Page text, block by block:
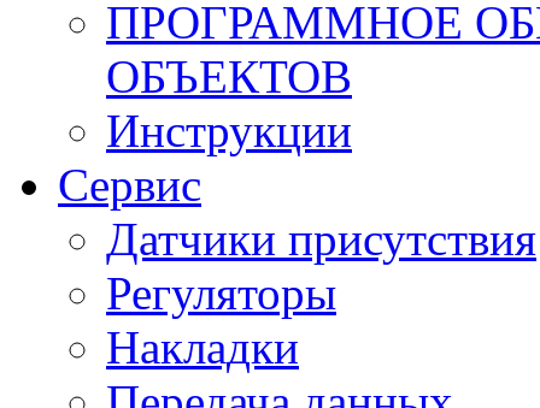
ПРОГРАММНОЕ
ОБЪЕКТОВ
Инструкции
Сервис
Датчики присутствия
Регуляторы
Накладки